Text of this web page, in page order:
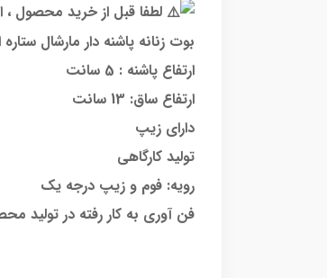
لطفا قبل از خرید محصول ،
بوت زنانه پاشنه دار مارشال
ارتفاع پاشنه : 5 سانت
ارتفاع ساق: 13 سانت
دارای زیپ
تولید کارگاهی
رویه: فوم و زیپ درجه یک
فن آوری به کار رفته در